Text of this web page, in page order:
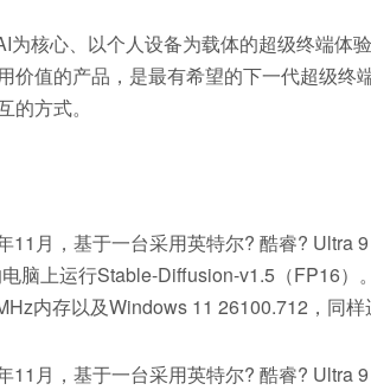
为核心、以个人设备为载体的超级终端体
价值的产品，是最有希望的下一代超级
的方式。
11月，基于一台采用英特尔? 酷睿? Ultra
脑上运行Stable-Diffusion-v1.5（FP16
内存以及Windows 11 26100.712，同
11月，基于一台采用英特尔? 酷睿? Ultra